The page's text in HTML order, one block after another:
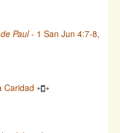
Paul- 1 San Jun 4:7-8,
Caridad